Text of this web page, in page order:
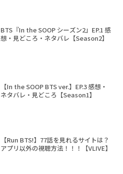
BTS『In the SOOP シーズン2』EP.1 感
想・見どころ・ネタバレ【Season2】
【In the SOOP BTS ver.】EP.3 感想・
ネタバレ・見どころ【Season1】
【Run BTS!】77話を見れるサイトは？
アプリ以外の視聴方法！！！【VLIVE】